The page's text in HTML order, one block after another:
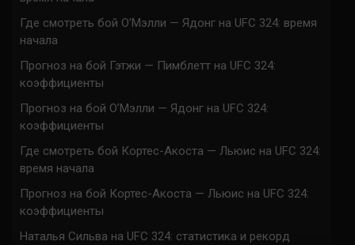
Где смотреть бой О’Мэлли — Ядонг на UFC 324: время
начала
Прогноз на бой Гэтжи — Пимблетт на UFC 324:
коэффициенты
Прогноз на бой О’Мэлли — Ядонг на UFC 324:
коэффициенты
Где смотреть бой Кортес-Акоста — Льюис на UFC 324:
время начала
Прогноз на бой Кортес-Акоста — Льюис на UFC 324:
коэффициенты
Наталья Сильва на UFC 324: статистика и рекорд